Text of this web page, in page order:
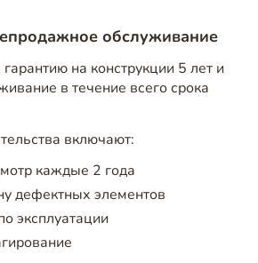
обслуживание
на конструкции 5 лет и
в течение всего срока
включают:
каждые 2 года
дефектных элементов
эксплуатации